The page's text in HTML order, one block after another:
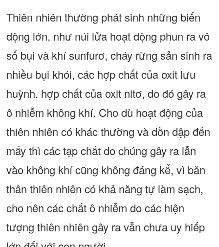
Thiên nhiên thường phát sinh những biến
động lớn, như núi lửa hoạt động phun ra vô
số bụi và khí sunfurơ, cháy rừng sản sinh ra
nhiều bụi khói, các hợp chất của oxit lưu
huỳnh, hợp chất của oxit nitơ, do đó gây ra
ô nhiễm không khí. Cho dù hoạt động của
thiên nhiên có khác thường và dồn dập đến
mấy thì các tạp chất do chúng gây ra lẫn
vào không khí cũng không đáng kể, vì bản
thân thiên nhiên có khả năng tự làm sạch,
cho nên các chất ô nhiễm do các hiện
tượng thiên nhiên gây ra vẫn chưa uy hiếp